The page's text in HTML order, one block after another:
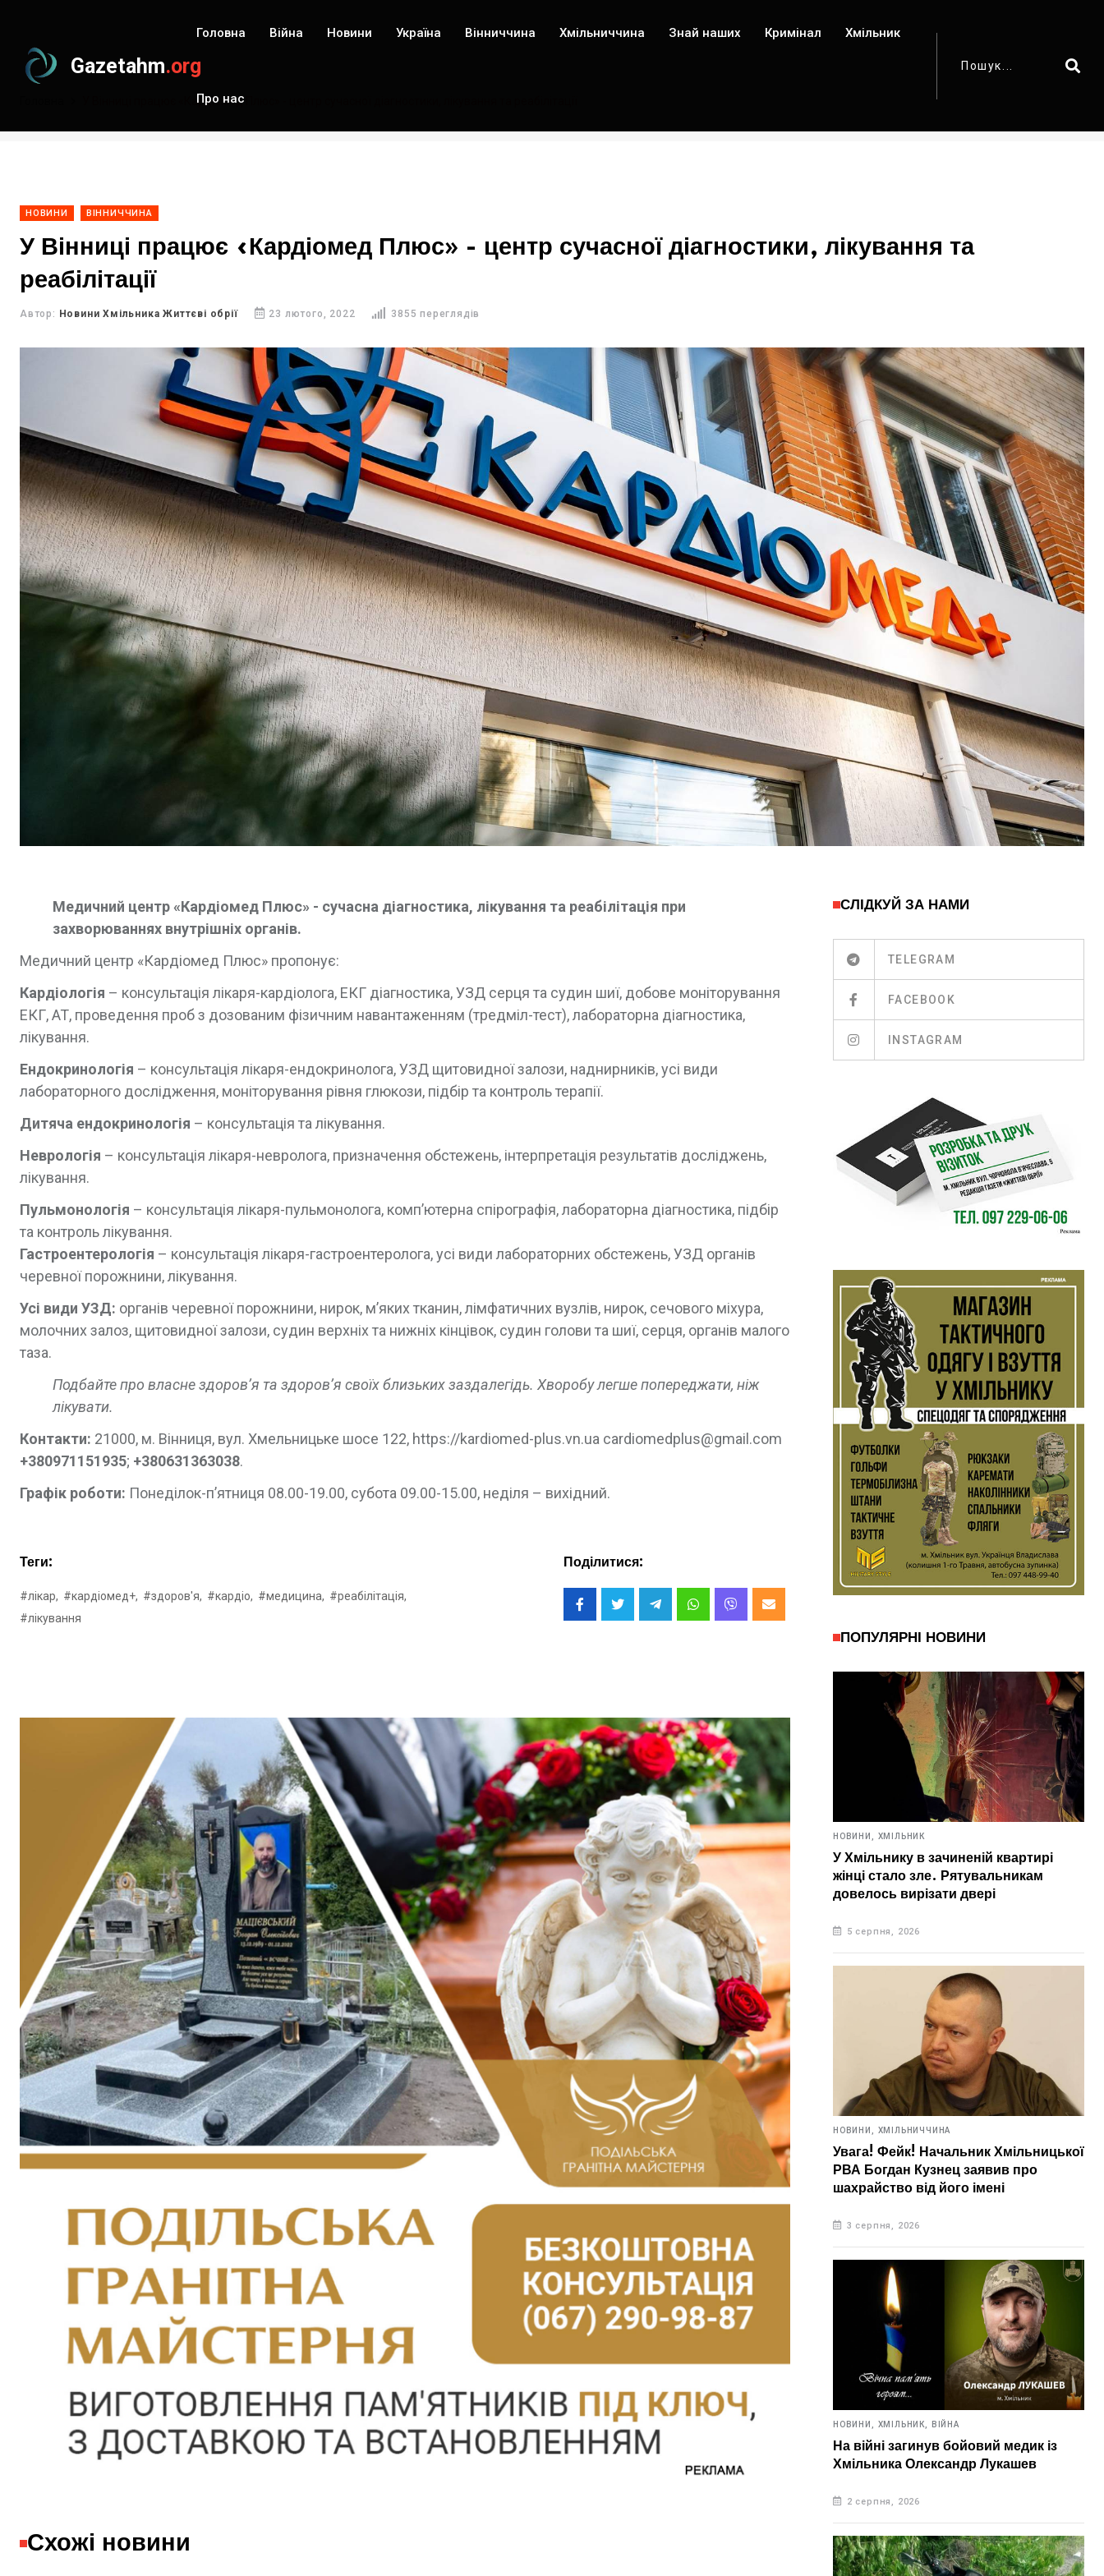
Gazetahm.org
Головна Війна Новини Україна Вінниччина Хмільниччина Знай наших Кримінал Хмільник
Про нас
У Вінниці працює «Кардіомед Плюс» - центр сучасної діагностики, лікування та реабілітації
НОВИНИ ВІННИЧЧИНА
У Вінниці працює «Кардіомед Плюс» - центр сучасної діагностики, лікування та
реабілітації
Автор: Новини Хмільника Життєві обрії 23 лютого, 2022 3855 переглядів
Медичний центр «Кардіомед Плюс» - сучасна діагностика, лікування та реабілітація при
захворюваннях внутрішніх органів.
Медичний центр «Кардіомед Плюс» пропонує:
Кардіологія – консультація лікаря-кардіолога, ЕКГ діагностика, УЗД серця та судин шиї, добове моніторування
ЕКГ, АТ, проведення проб з дозованим фізичним навантаженням (тредміл-тест), лабораторна діагностика,
лікування.
Ендокринологія – консультація лікаря-ендокринолога, УЗД щитовидної залози, наднирників, усі види
лабораторного дослідження, моніторування рівня глюкози, підбір та контроль терапії.
Дитяча ендокринологія – консультація та лікування.
Неврологія – консультація лікаря-невролога, призначення обстежень, інтерпретація результатів досліджень,
лікування.
Пульмонологія – консультація лікаря-пульмонолога, комп’ютерна спірографія, лабораторна діагностика, підбір
та контроль лікування.
Гастроентерологія – консультація лікаря-гастроентеролога, усі види лабораторних обстежень, УЗД органів
черевної порожнини, лікування.
Усі види УЗД: органів черевної порожнини, нирок, м’яких тканин, лімфатичних вузлів, нирок, сечового міхура,
молочних залоз, щитовидної залози, судин верхніх та нижніх кінцівок, судин голови та шиї, серця, органів малого
таза.
Подбайте про власне здоров’я та здоров’я своїх близьких заздалегідь. Хворобу легше попереджати, ніж
лікувати.
Контакти: 21000, м. Вінниця, вул. Хмельницьке шосе 122, https://kardiomed-plus.vn.ua cardiomedplus@gmail.com
+380971151935; +380631363038.
Графік роботи: Понеділок-п’ятниця 08.00-19.00, субота 09.00-15.00, неділя – вихідний.
Теги:
#лікар, #кардіомед+, #здоров'я, #кардіо, #медицина, #реабілітація,
#лікування
Поділитися:
Схожі новини
СЛІДКУЙ ЗА НАМИ
TELEGRAM
FACEBOOK
INSTAGRAM
ПОПУЛЯРНІ НОВИНИ
НОВИНИ, ХМІЛЬНИК
У Хмільнику в зачиненій квартирі
жінці стало зле. Рятувальникам
довелось вирізати двері
5 серпня, 2026
НОВИНИ, ХМІЛЬНИЧЧИНА
Увага! Фейк! Начальник Хмільницької
РВА Богдан Кузнец заявив про
шахрайство від його імені
3 серпня, 2026
НОВИНИ, ХМІЛЬНИК, ВІЙНА
На війні загинув бойовий медик із
Хмільника Олександр Лукашев
2 серпня, 2026